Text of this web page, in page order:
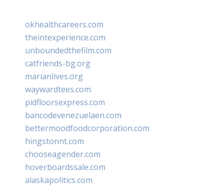
okhealthcareers.com
theintexperience.com
unboundedthefilm.com
catfriends-bg.org
marianlives.org
waywardtees.com
pidfloorsexpress.com
bancodevenezuelaen.com
bettermoodfoodcorporation.com
hingstonnt.com
chooseagender.com
hoverboardssale.com
alaskapolitics.com